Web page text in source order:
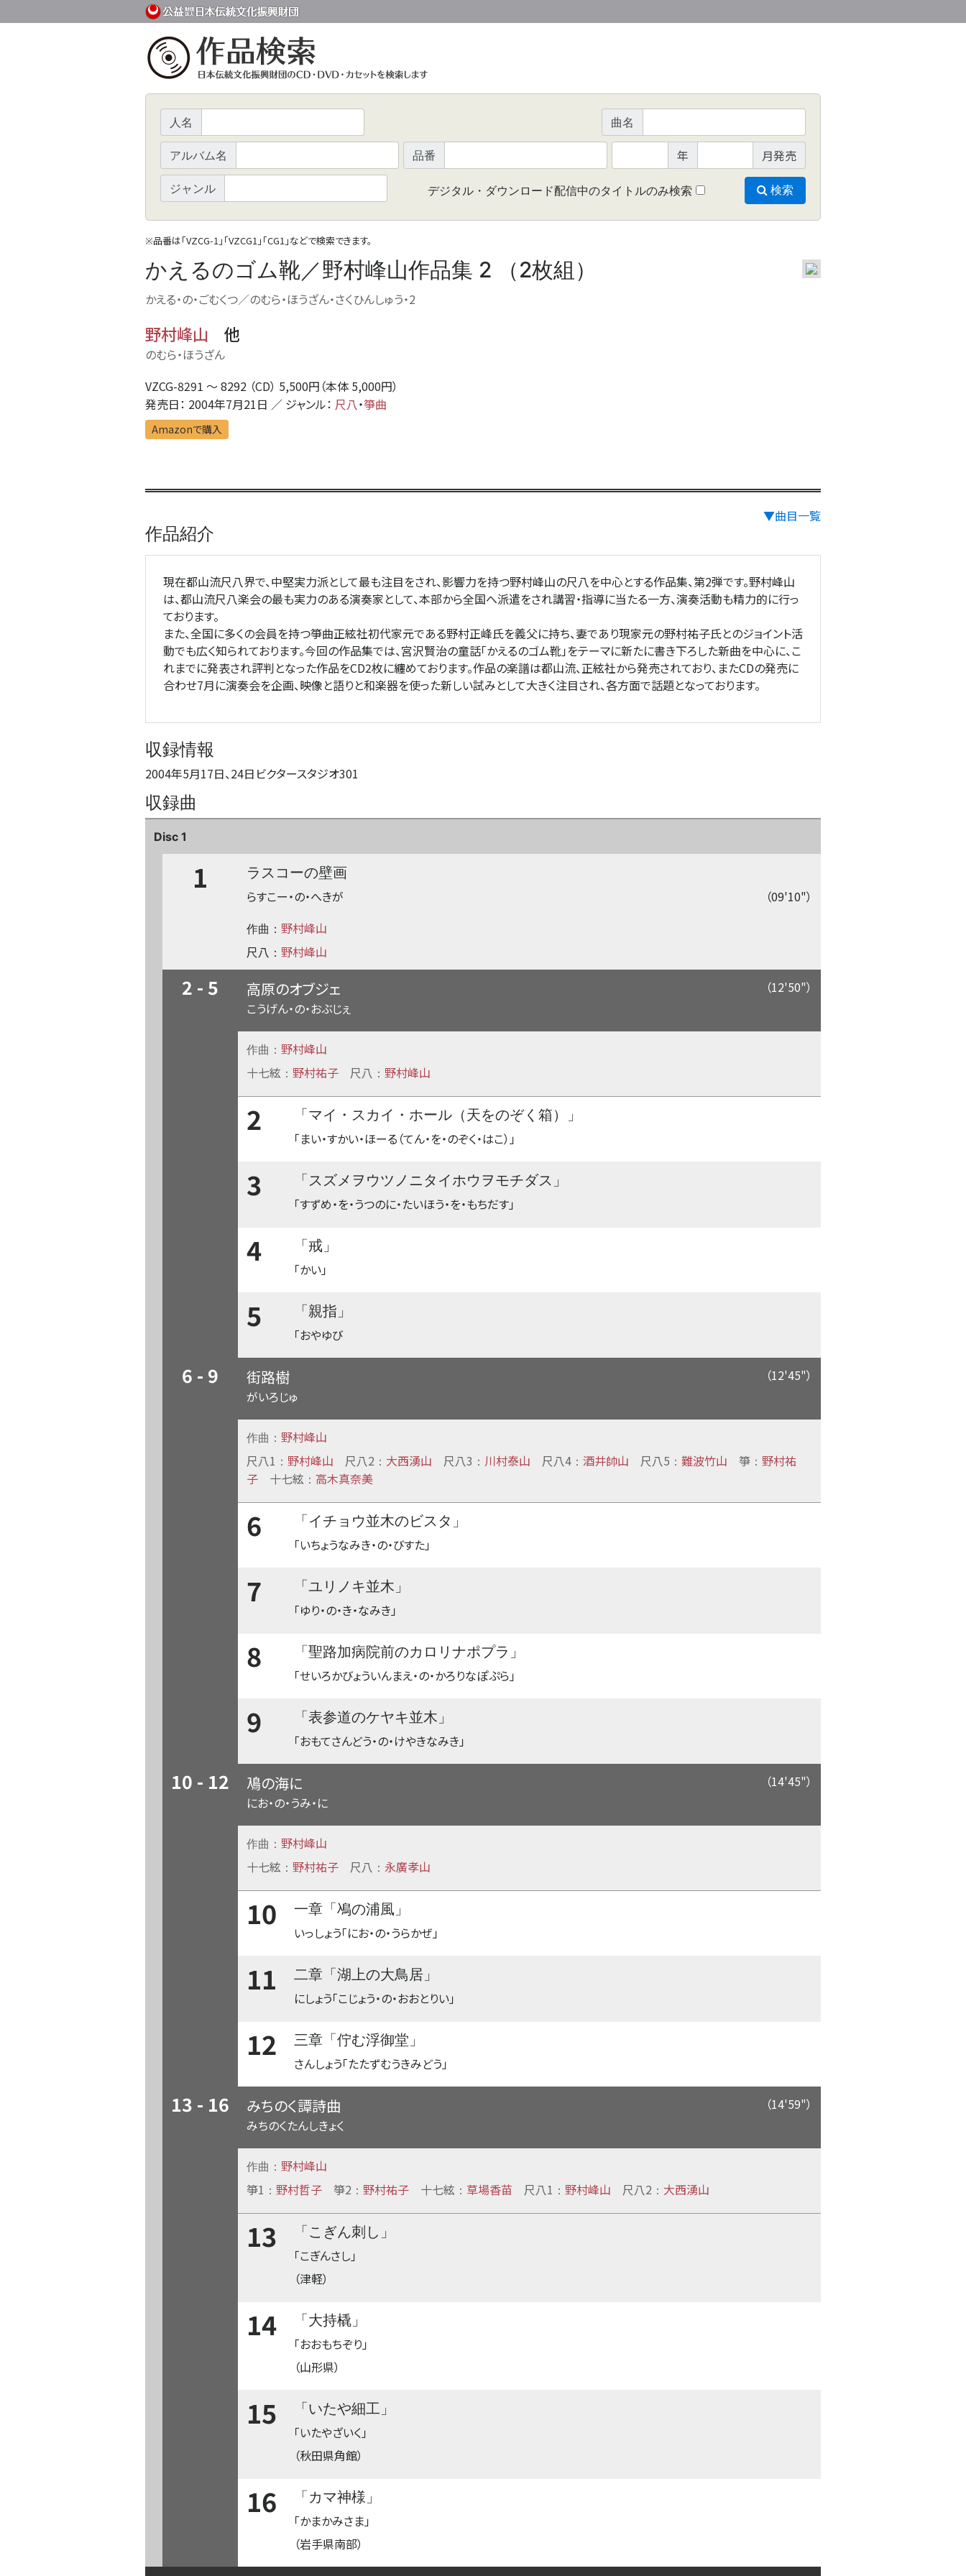
人名 曲名
アルバム名 品番 年 月発売
ジャンル デジタル・ダウンロード配信中のタイトルのみ検索 検索
※品番は「VZCG-1」「VZCG1」「CG1」などで検索できます。
かえるのゴム靴／野村峰山作品集 2 （2枚組）
かえる・の・ごむくつ／のむら・ほうざん・さくひんしゅう・2
野村峰山 他
のむら・ほうざん
VZCG-8291 〜 8292 （CD） 5,500円（本体 5,000円）
発売日： 2004年7月21日 ／ ジャンル： 尺八・箏曲
Amazonで購入
▼曲目一覧
作品紹介
現在都山流尺八界で、中堅実力派として最も注目をされ、影響力を持つ野村峰山の尺八を中心とする作品集、第2弾です。野村峰山
は、都山流尺八楽会の最も実力のある演奏家として、本部から全国へ派遣をされ講習・指導に当たる一方、演奏活動も精力的に行っ
ております。
また、全国に多くの会員を持つ箏曲正絃社初代家元である野村正峰氏を義父に持ち、妻であり現家元の野村祐子氏とのジョイント活
動でも広く知られております。今回の作品集では、宮沢賢治の童話「かえるのゴム靴」をテーマに新たに書き下ろした新曲を中心に、こ
れまでに発表され評判となった作品をCD2枚に纏めております。作品の楽譜は都山流、正絃社から発売されており、またCDの発売に
合わせ7月に演奏会を企画、映像と語りと和楽器を使った新しい試みとして大きく注目され、各方面で話題となっております。
収録情報
2004年5月17日、24日ビクタースタジオ301
収録曲
Disc 1
1
ラスコーの壁画
（09'10"）
らすこー・の・へきが
作曲： 野村峰山
尺八 ： 野村峰山
2 - 5 （12'50"）
高原のオブジェ
こうげん・の・おぶじぇ
作曲： 野村峰山
十七絃 ： 野村祐子 尺八 ： 野村峰山
2
「マイ・スカイ・ホール（天をのぞく箱）」
「まい・すかい・ほーる（てん・を・のぞく・はこ）」
3
「スズメヲウツノニタイホウヲモチダス」
「すずめ・を・うつのに・たいほう・を・もちだす」
4
「戒」
「かい」
5
「親指」
「おやゆび
6 - 9 （12'45"）
街路樹
がいろじゅ
作曲： 野村峰山
尺八1 ： 野村峰山 尺八2 ： 大西湧山 尺八3 ： 川村泰山 尺八4 ： 酒井帥山 尺八5 ： 難波竹山 箏 ： 野村祐
子
十七絃 ： 高木真奈美
6
「イチョウ並木のビスタ」
「いちょうなみき・の・びすた」
7
「ユリノキ並木」
「ゆり・の・き・なみき」
8
「聖路加病院前のカロリナポプラ」
「せいろかびょういんまえ・の・かろりなぽぷら」
9
「表参道のケヤキ並木」
「おもてさんどう・の・けやきなみき」
10 - 12 （14'45"）
鳰の海に
にお・の・うみ・に
作曲： 野村峰山
十七絃 ： 野村祐子 尺八 ： 永廣孝山
10
一章「鳰の浦風」
いっしょう「にお・の・うらかぜ」
11
二章「湖上の大鳥居」
にしょう「こじょう・の・おおとりい」
12
三章「佇む浮御堂」
さんしょう「たたずむうきみどう」
13 - 16 （14'59"）
みちのく譚詩曲
みちのくたんしきょく
作曲： 野村峰山
箏1 ： 野村哲子 箏2 ： 野村祐子 十七絃 ： 草場香苗 尺八1 ： 野村峰山 尺八2 ： 大西湧山
13
「こぎん刺し」
「こぎんさし」
（津軽）
14
「大持橇」
「おおもちぞり」
（山形県）
15
「いたや細工」
「いたやざいく」
（秋田県角館）
16
「カマ神様」
「かまかみさま」
（岩手県南部）